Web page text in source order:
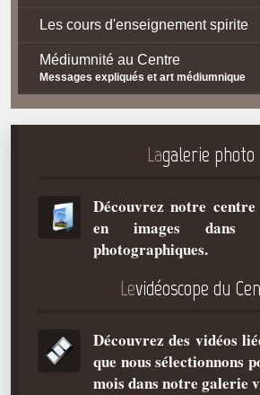
Les cours d'enseignement spirite
Médiumnité au Centre
Messages expliqués et art médiumnique
Contact / Accès
Plan d'accès
La doctrine Spirite
Qu'est-ce que c'est ?
Les bases du spiritisme
La doctrine d'Allan Kardec
But des manifestations spirites
Lagalerie photo
Découvrez notre
en images dans
photographiques.
Levidéoscope du
Découvrez des vidéos
que nous sélectionnons
mois dans notre galerie